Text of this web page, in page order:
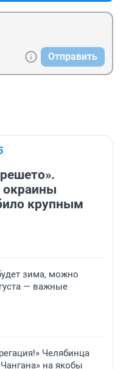
Отправить
окраины
крупным
зима, можно
— важные
Челябинца
на якобы